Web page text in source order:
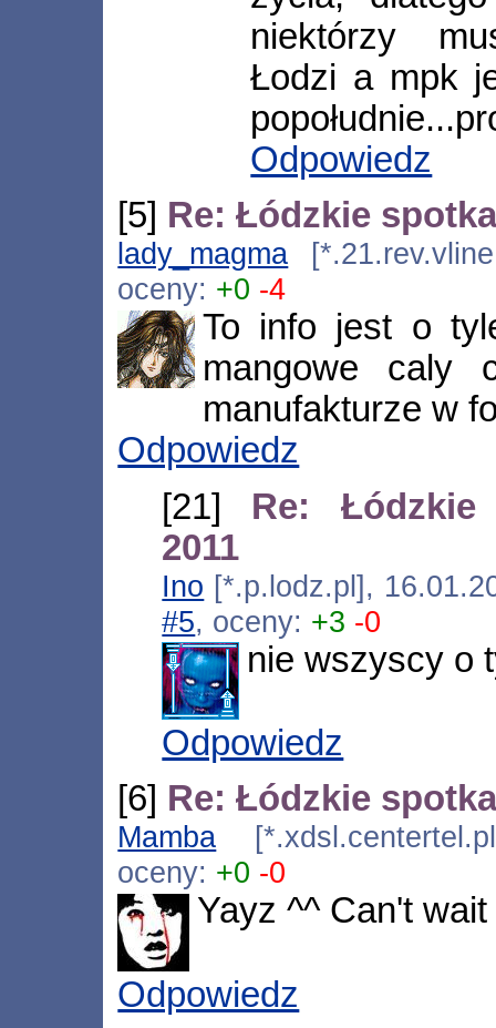
niektórzy
Łodzi a mpk
Odpowiedz
[5] Re: Łódzkie
lady_magma
oceny: +0 -4
To info jest o
mangowe caly
manufakturze w
Odpowiedz
[21] Re: Łódzkie
2011
Ino [*.p.lodz.pl],
#5, oceny: +3 -0
nie wszyscy o
Odpowiedz
[6] Re: Łódzkie
Mamba
oceny: +0 -0
Yayz ^^ Can't
Odpowiedz